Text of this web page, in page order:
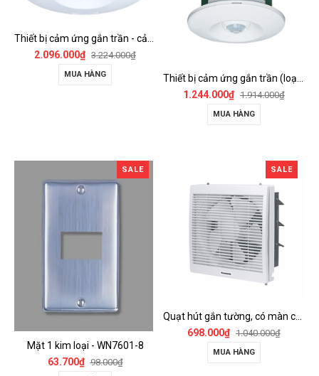
2.096.000₫ 3.224.000₫
MUA HÀNG
1.244.000₫ 1.914.000₫
MUA HÀNG
SALE
Mặt 1 kim loại - WN7601-8
63.700₫ 98.000₫
SALE
698.000₫ 1.040.000₫
MUA HÀNG